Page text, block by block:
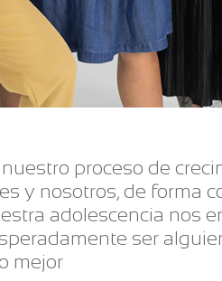
proceso de
y nosotros, de forma
adolescencia nos
ser
mejor